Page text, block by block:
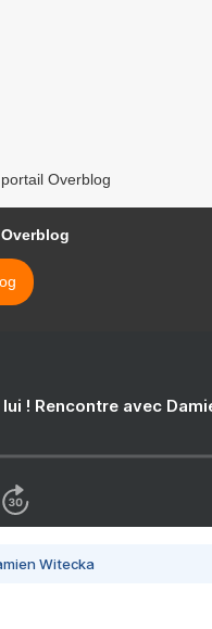
Overblog
! Rencontre avec
Witecka